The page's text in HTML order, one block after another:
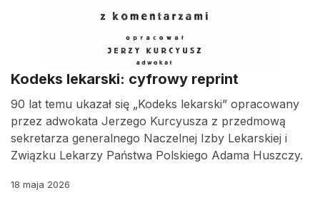
Kodeks lekarski: cyfrowy reprint
90 lat temu ukazał się „Kodeks lekarski” opracowany
przez adwokata Jerzego Kurcyusza z przedmową
sekretarza generalnego Naczelnej Izby Lekarskiej i
Związku Lekarzy Państwa Polskiego Adama Huszczy.
18 maja 2026